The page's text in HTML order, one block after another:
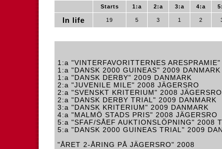
Starts 1:a 2:a 3:a 4:a
In life 19 5 3 1 2
1:a "VINTERFAVORITTERNES
1:a "DANSK 2000 GUINEAS" 2009 DANMARK
1:a "DANSK DERBY" 2009 DANMARK
2:a "JUVENILE MILE" 2008 JÄGERSRO
2:a "SVENSKT KRITERIUM" 2008 JÄGERSRO
2:a "DANSK DERBY TRIAL" 2009 DANMARK
3:a "DANSK KRITERIUM" 2009 DANMARK
4:a "MALMÖ STADS PRIS" 2008 JÄGERSRO
5:a "SFAF/SÅEF AUKTIONSLÖPNING" 2008
5:a "DANSK 2000 GUINEAS TRIAL" 2009
"ÅRET 2-ÅRING PÅ JÄGERSRO" 2008